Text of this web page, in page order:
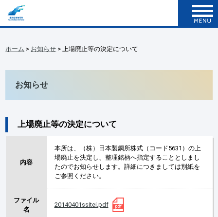
ホーム > お知らせ > 上場廃止等の決定について
お知らせ
上場廃止等の決定について
内容
本所は、（株）日本製鋼所株式（コード5631）の上
場廃止を決定し、整理銘柄へ指定することとしまし
たのでお知らせします。詳細につきましては別紙を
ご参照ください。
ファイル
名
20140401ssitei.pdf